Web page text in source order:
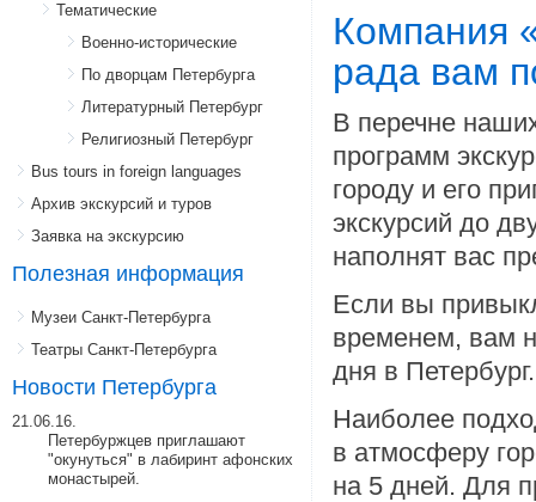
Тематические
Военно-исторические
По дворцам Петербурга
Литературный Петербург
Религиозный Петербург
Bus tours in foreign languages
Архив экскурсий и туров
Заявка на экскурсию
Полезная информация
Музеи Санкт-Петербурга
Театры Санкт-Петербурга
Новости Петербурга
21.06.16.
Петербуржцев приглашают
"окунуться" в лабиринт афонских
монастырей.
Компания
рада вам
В перечне
программ
городу и его
экскурсий до
наполнят вас
Если вы
временем, вам
дня в Петербург.
Наиболее
в атмосферу
на 5 дней. Для